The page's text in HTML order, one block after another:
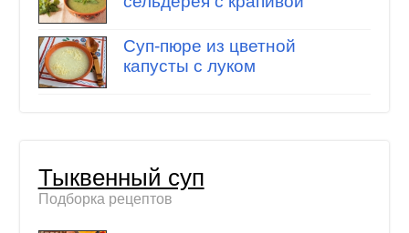
Суп-пюре из цветной
капусты с луком
Тыквенный суп
Подборка рецептов